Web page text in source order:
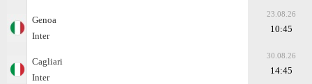
Genoa
Inter
23.08.26
10:45
Cagliari
Inter
30.08.26
14:45